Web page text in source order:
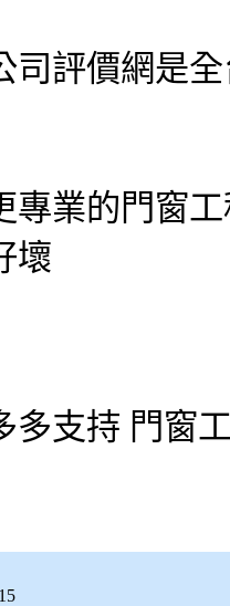
司評價網是
專業的門窗
壞
多支持 門窗